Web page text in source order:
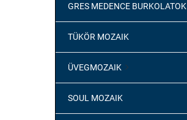
GRES MEDENCE BURKOLATOK
TÜKÖR MOZAIK
ÜVEGMOZAIK 
SOUL MOZAIK